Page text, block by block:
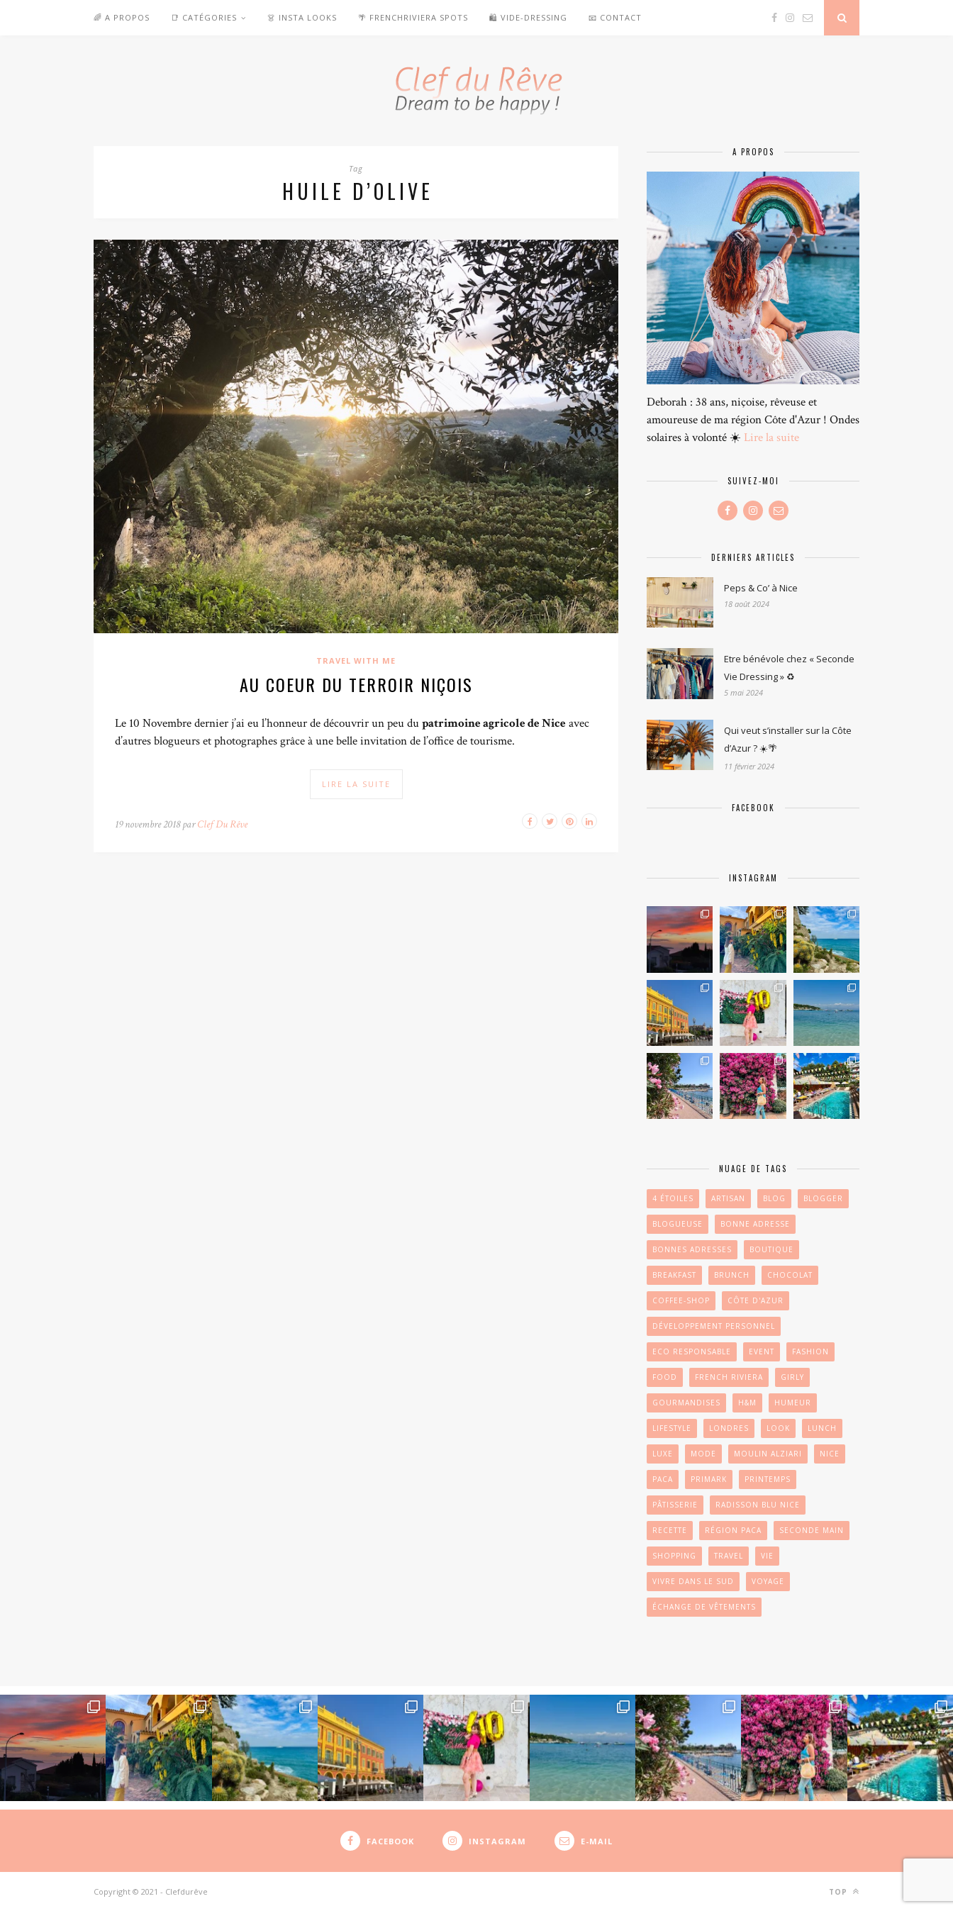
🌈 A PROPOS 📑 CATÉGORIES 👗 INSTA LOOKS 🌴 FRENCHRIVIERA SPOTS 🛍️ VIDE-DRESSING 📧 CONTACT
Tag
HUILE D’OLIVE
TRAVEL WITH ME
AU COEUR DU TERROIR NIÇOIS
Le 10 Novembre dernier j’ai eu l’honneur de découvrir un peu dupatrimoine agricole de Niceavec
d’autres blogueurs et photographes grâce à une belle invitation de l’office de tourisme.
LIRE LA SUITE
19 novembre 2018 parClef Du Rêve
A PROPOS
Deborah : 38 ans, niçoise, rêveuse et
amoureuse de ma région Côte d'Azur ! Ondes
solaires à volonté ☀️ Lire la suite
SUIVEZ-MOI
DERNIERS ARTICLES
Peps & Co’ à Nice
18 août 2024
Etre bénévole chez « Seconde
Vie Dressing » ♻️
5 mai 2024
Qui veut s’installer sur la Côte
d’Azur ? ☀️🌴
11 février 2024
FACEBOOK
INSTAGRAM
NUAGE DE TAGS
4 ÉTOILES ARTISAN BLOG BLOGGER
BLOGUEUSE BONNE ADRESSE
BONNES ADRESSES BOUTIQUE
BREAKFAST BRUNCH CHOCOLAT
COFFEE-SHOP CÔTE D'AZUR
DÉVELOPPEMENT PERSONNEL
ECO RESPONSABLE EVENT FASHION
FOOD FRENCH RIVIERA GIRLY
GOURMANDISES H&M HUMEUR
LIFESTYLE LONDRES LOOK LUNCH
LUXE MODE MOULIN ALZIARI NICE
PACA PRIMARK PRINTEMPS
PÂTISSERIE RADISSON BLU NICE
RECETTE RÉGION PACA SECONDE MAIN
SHOPPING TRAVEL VIE
VIVRE DANS LE SUD VOYAGE
ÉCHANGE DE VÊTEMENTS
FACEBOOK INSTAGRAM E-MAIL
Copyright © 2021 - Clefdurêve TOP